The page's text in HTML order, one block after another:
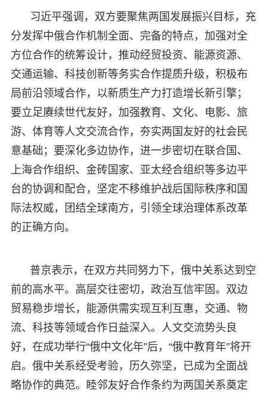
习近平强调，双方要聚焦两国发展振兴目标，充
分发挥中俄合作机制全面、完备的特点，加强对全
方位合作的统筹设计，推动经贸投资、能源资源、
交通运输、科技创新等务实合作提质升级，积极布
局前沿领域合作，以新质生产力打造增长新引擎；
要立足赓续世代友好，加强教育、文化、电影、旅
游、体育等人文交流合作，夯实两国友好的社会民
意基础；要深化多边协作，进一步密切在联合国、
上海合作组织、金砖国家、亚太经合组织等多边平
台的协调和配合，坚定不移维护战后国际秩序和国
际法权威，团结全球南方，引领全球治理体系改革
的正确方向。
普京表示，在双方共同努力下，俄中关系达到空
前的高水平。高层交往密切，政治互信牢固。双边
贸易稳步增长，能源供需实现互利互惠，交通、物
流、科技等领域合作日益深入。人文交流势头良
好，在成功举行“俄中文化年”后，“俄中教育年”将开
启。俄中关系经受考验，历久弥坚，已成为全面战
略协作的典范。睦邻友好合作条约为两国关系奠定